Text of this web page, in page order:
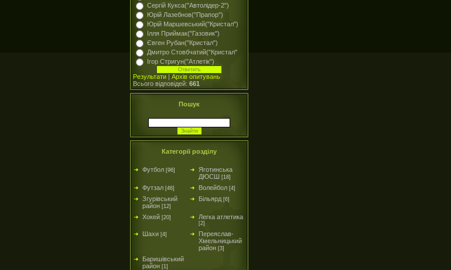
Сергій Кукса("Автолідер-2")
Юрій Лазебнов("Прапор")
Юрій Маршевський("Кристал")
Ілля Приймак("Газовик")
Євген Рубан("Кристал")
Дмитро Стовбчатий("Кристал"
Ігор Стригун("Атлетік")
Результати | Архів опитувань
Всього відповідей: 661
Пошук
Категорії розділу
Футбол [96]
Яготинська
ДЮСШ [18]
Футзал [46] Волейбол [4]
Згурівський
район [12]
Більярд [6]
Хокей [20] Легка атлетика
[2]
Шахи [4]
Переяслав-
Хмельницький
район [3]
Баришівський
район [1]